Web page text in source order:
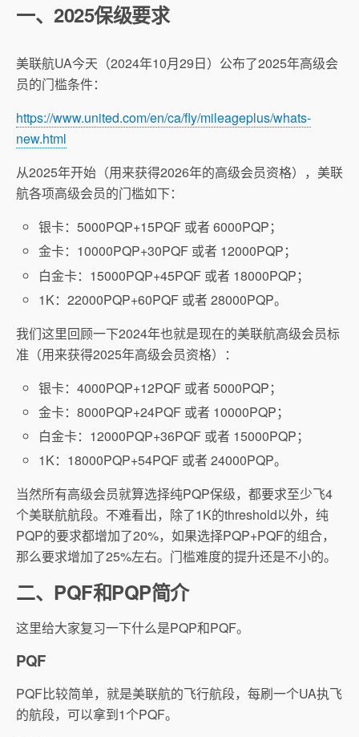
一、2025保级要求
美联航UA今天（2024年10月29日）公布了2025年高级会
员的门槛条件：
https://www.united.com/en/ca/fly/mileageplus/whats-
new.html
从2025年开始（用来获得2026年的高级会员资格），美联
航各项高级会员的门槛如下：
银卡：5000PQP+15PQF 或者 6000PQP；
金卡：10000PQP+30PQF 或者 12000PQP；
白金卡：15000PQP+45PQF 或者 18000PQP；
1K：22000PQP+60PQF 或者 28000PQP。
我们这里回顾一下2024年也就是现在的美联航高级会员标
准（用来获得2025年高级会员资格）：
银卡：4000PQP+12PQF 或者 5000PQP；
金卡：8000PQP+24PQF 或者 10000PQP；
白金卡：12000PQP+36PQF 或者 15000PQP；
1K：18000PQP+54PQF 或者 24000PQP。
当然所有高级会员就算选择纯PQP保级，都要求至少飞4
个美联航航段。不难看出，除了1K的threshold以外，纯
PQP的要求都增加了20%，如果选择PQP+PQF的组合，
那么要求增加了25%左右。门槛难度的提升还是不小的。
二、PQF和PQP简介
这里给大家复习一下什么是PQP和PQF。
PQF
PQF比较简单，就是美联航的飞行航段，每刷一个UA执飞
的航段，可以拿到1个PQF。